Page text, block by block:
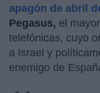
apagón de abril
Pegasus, el
telefónicas, cuyo
a Israel y
enemigo de